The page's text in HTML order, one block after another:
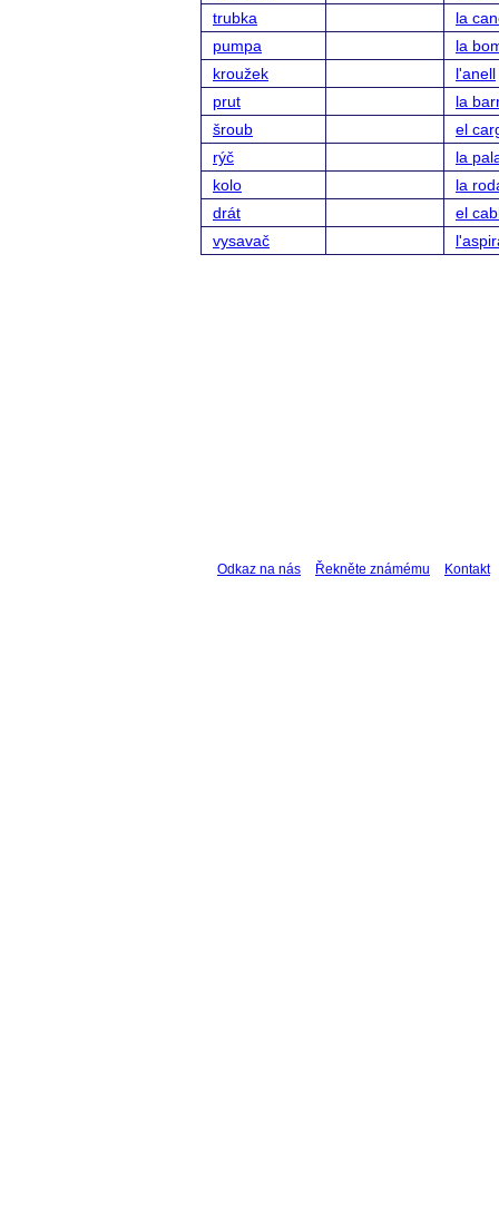
trubka
la
pumpa
la
kroužek
l'anell
prut
la
šroub
el
rýč
la
kolo
la
drát
el
vysavač
Odkaz na nás Řekněte známému Kontakt